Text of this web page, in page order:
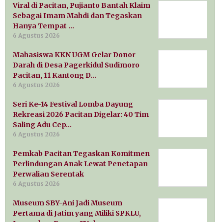
Viral di Pacitan, Pujianto Bantah Klaim
Sebagai Imam Mahdi dan Tegaskan
Hanya Tempat …
6 Agustus 2026
Mahasiswa KKN UGM Gelar Donor
Darah di Desa Pagerkidul Sudimoro
Pacitan, 11 Kantong D…
6 Agustus 2026
Seri Ke-14 Festival Lomba Dayung
Rekreasi 2026 Pacitan Digelar: 40 Tim
Saling Adu Cep…
6 Agustus 2026
Pemkab Pacitan Tegaskan Komitmen
Perlindungan Anak Lewat Penetapan
Perwalian Serentak
6 Agustus 2026
Museum SBY-Ani Jadi Museum
Pertama di Jatim yang Miliki SPKLU,